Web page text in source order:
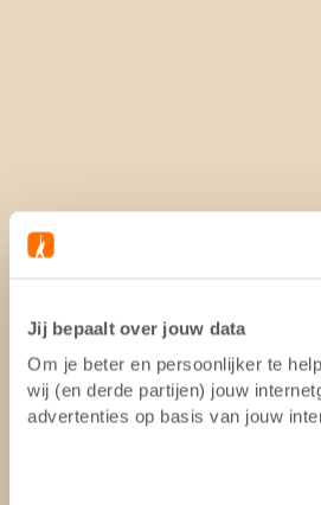
Jij bepaalt over jouw data
Om je beter en persoonlijker te
wij (en derde partijen) jouw
advertenties op basis van jouw